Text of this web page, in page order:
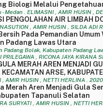
Biologi Melalui
Medan . ELIMASNI , AMIR HUSIN ,
PENGOLAHAN AIR LIMBAH
, AMIR HUSIN , SILDA ADI
Pada Pemandian
Padang Lawas Utara
Bolak, Kabupaten Padang
PRILEGAWA , RICONA JAYA
MERAH AREN MENJADI
ARSE,
AMIR HUSIN , NETTI HERLINA . 2020
Merah Aren Menjadi Gula
Tapanuli Selatan
SURYATI , AMIR HUSIN , NETTI